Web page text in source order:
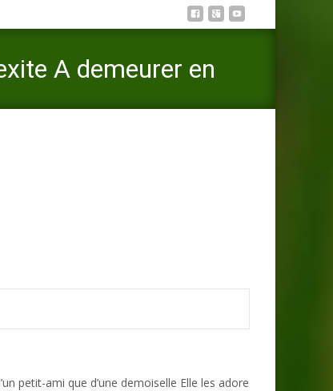
A demeurer en
petit-ami que d’une demoiselle Elle les adore